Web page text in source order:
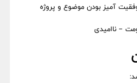
آمیز بودن موضوع و پروژه
– ناامیدی